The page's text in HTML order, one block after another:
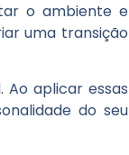
o ambiente e
uma transição
aplicar essas
do seu